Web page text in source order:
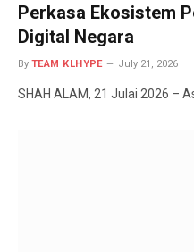
Perkasa Ekosistem
Digital Negara
By TEAM KLHYPE July 21, 2026
SHAH ALAM, 21 Julai 2026 –